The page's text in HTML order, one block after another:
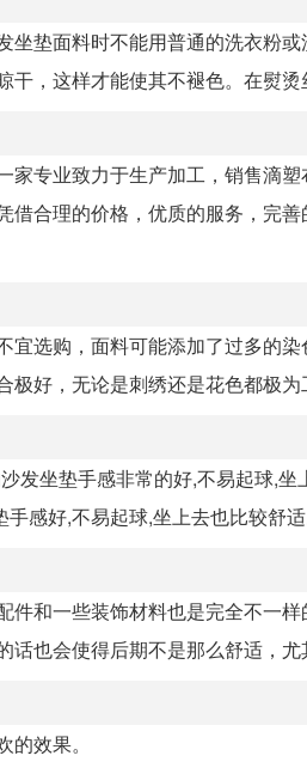
垫面料时不能用普通的洗衣粉
，这样才能使其不褪色。在熨烫
专业致力于生产加工，销售滴
合理的价格，优质的服务，完
选购，面料可能添加了过多的
好，无论是刺绣还是花色都极为
发坐垫手感非常的好,不易起球,坐
感好,不易起球,坐上去也比较舒
和一些装饰材料也是完全不一
也会使得后期不是那么舒适，尤
效果。